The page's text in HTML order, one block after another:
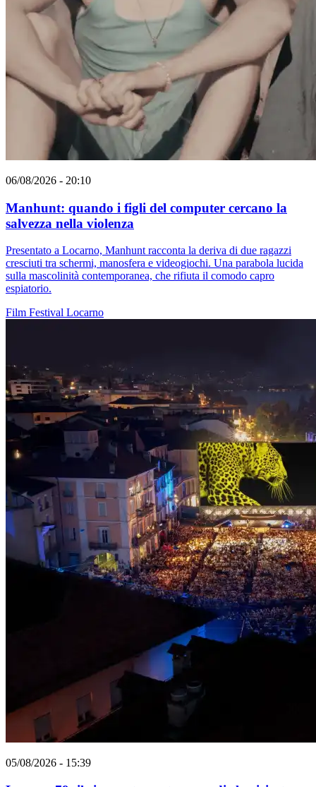
06/08/2026 - 20:10
Manhunt: quando i figli del computer cercano la
salvezza nella violenza
Presentato a Locarno, Manhunt racconta la deriva di due ragazzi
cresciuti tra schermi, manosfera e videogiochi. Una parabola lucida
sulla mascolinità contemporanea, che rifiuta il comodo capro
espiatorio.
Film Festival Locarno
05/08/2026 - 15:39